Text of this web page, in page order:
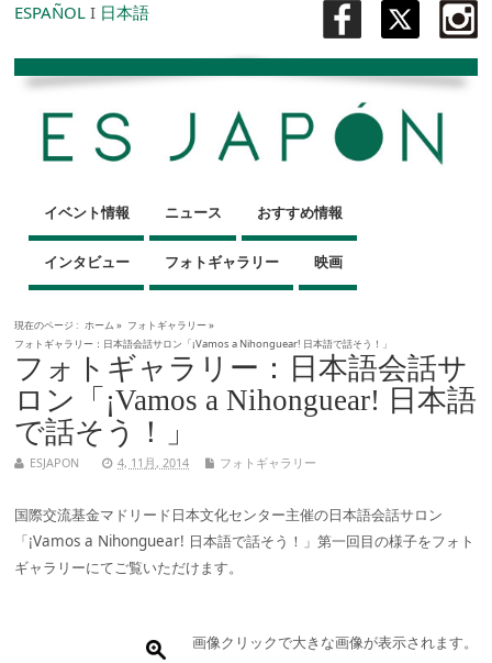
ESPAÑOL I 日本語
イベント情報 ニュース おすすめ情報
インタビュー フォトギャラリー 映画
現在のページ : ホーム » フォトギャラリー»
フォトギャラリー：日本語会話サロン「¡Vamos a Nihonguear! 日本語で話そう！」
フォトギャラリー：日本語会話サ
ロン「¡Vamos a Nihonguear! 日本語
で話そう！」
ESJAPON 4, 11月, 2014 フォトギャラリー
国際交流基金マドリード日本文化センター主催の日本語会話サロン
「¡Vamos a Nihonguear! 日本語で話そう！」第一回目の様子をフォト
ギャラリーにてご覧いただけます。
画像クリックで大きな画像が表示されます。